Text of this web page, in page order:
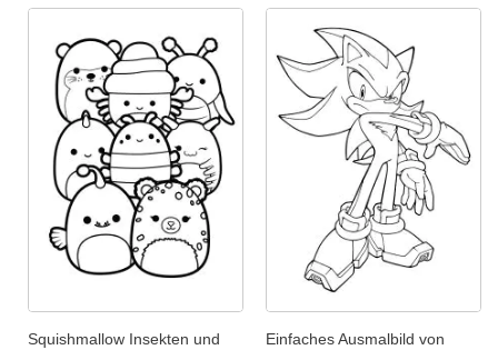
Squishmallow Insekten und
Einfaches Ausmalbild von